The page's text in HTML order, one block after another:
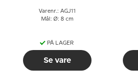
Varenr.: AGJ11
Mål: Ø: 8 cm
PÅ LAGER
Se vare